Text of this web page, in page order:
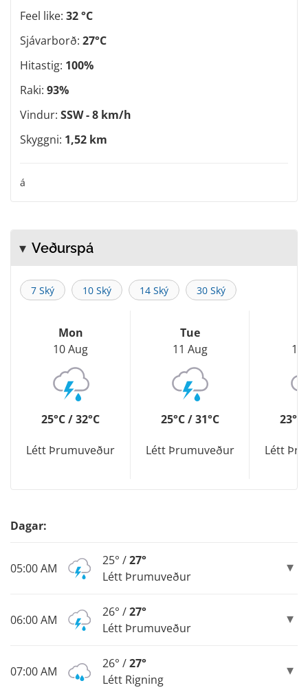
Feel like: 32 °C
Sjávarborð: 27°C
Hitastig: 100%
Raki: 93%
Vindur: SSW - 8 km/h
Skyggni: 1,52 km
á
Veðurspá
7 Ský 10 Ský 14 Ský 30 Ský
Mon
10 Aug
25°C / 32°C
Létt Þrumuveður
Tue
11 Aug
25°C / 31°C
Létt Þrumuveður
12
23°C
Létt
Dagar:
05:00 AM
25° /27°
Létt Þrumuveður
06:00 AM
26° /27°
Létt Þrumuveður
07:00 AM
26° /27°
Létt Rigning